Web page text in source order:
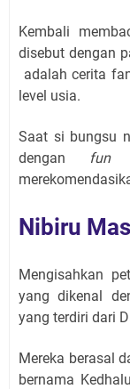
Kembali
disebut dengan
adalah cerita
level usia.
Saat si bungsu
dengan
fun
Nibiru
Mengisahkan
yang dikenal
yang terdiri dari
Mereka berasal
bernama